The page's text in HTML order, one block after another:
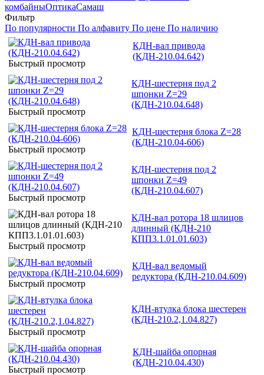
комбайныОптикаСамаш
Фильтр
По популярности По алфавиту По цене По наличию
Быстрый просмотр
КДН-вал привода
(КДН-210.04.642)
Быстрый просмотр
КДН-шестерня под 2
шпонки Z=29
(КДН-210.04.648)
Быстрый просмотр
КДН-шестерня блока Z=28
(КДН-210.04-606)
Быстрый просмотр
КДН-шестерня под 2
шпонки Z=49
(КДН-210.04.607)
Быстрый просмотр
КДН-вал ротора 18 шлицов
длинный (КДН-210
КПП3.1.01.01.603)
Быстрый просмотр
КДН-вал ведомый
редуктора (КДН-210.04.609)
Быстрый просмотр
КДН-втулка блока шестерен
(КДН-210.2,1.04.827)
Быстрый просмотр
КДН-шайба опорная
(КДН-210.04.430)